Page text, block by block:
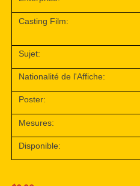
Casting Film:
Sujet:
Nationalité de l'Affiche:
Poster:
Mesures:
Disponible: